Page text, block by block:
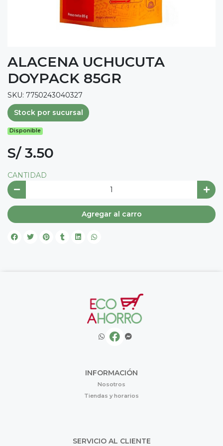
ALACENA UCHUCUTA
DOYPACK 85GR
SKU: 7750243040327
Stock por sucursal
Disponible
S/ 3.50
CANTIDAD
Agregar al carro
INFORMACIÓN
Nosotros
Tiendas y horarios
SERVICIO AL CLIENTE